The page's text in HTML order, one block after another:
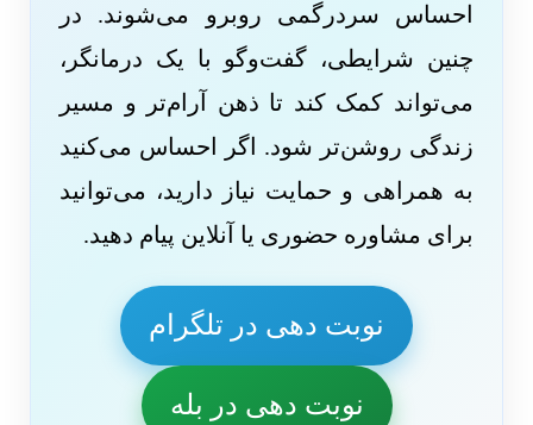
احساس سردرگمی روبرو می‌شوند. در
چنین شرایطی، گفت‌وگو با یک درمانگر،
می‌تواند کمک کند تا ذهن آرام‌تر و مسیر
زندگی روشن‌تر شود. اگر احساس می‌کنید
به همراهی و حمایت نیاز دارید، می‌توانید
برای مشاوره حضوری یا آنلاین پیام دهید.
نوبت دهی در تلگرام
نوبت دهی در بله